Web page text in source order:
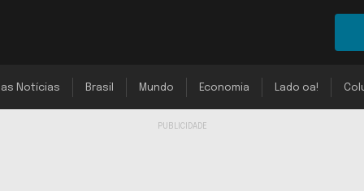
Notícias Brasil Mundo Economia Lado oa!